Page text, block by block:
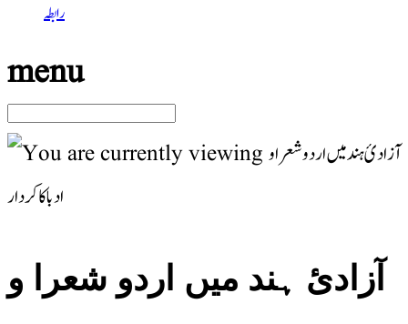
رابطہ
menu
آزادیٔ ہند میں اردو شعرا و